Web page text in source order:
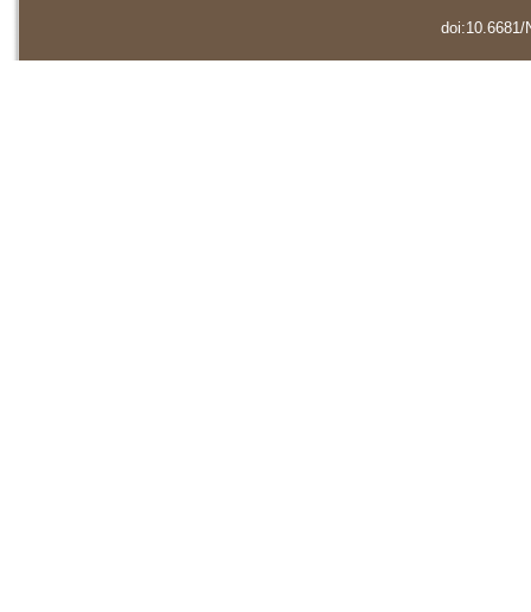
doi:10.6681/